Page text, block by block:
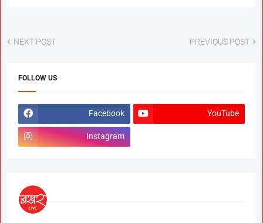
NEXT POST PREVIOUS POST
FOLLOW US
Facebook YouTube
Instagram